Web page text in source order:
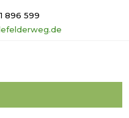
896 599